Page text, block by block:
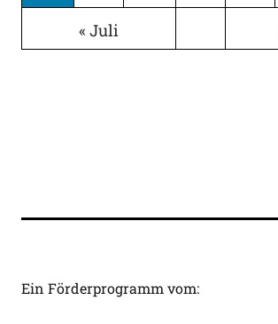
« Juli
Ein Förderprogramm vom: